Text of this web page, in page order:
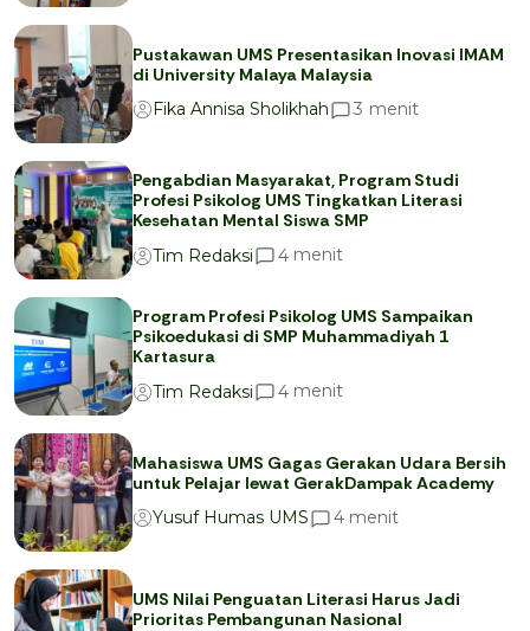
Pustakawan UMS Presentasikan Inovasi IMAM
di University Malaya Malaysia
Fika Annisa Sholikhah
3 menit
Pengabdian Masyarakat, Program Studi
Profesi Psikolog UMS Tingkatkan Literasi
Kesehatan Mental Siswa SMP
Tim Redaksi
4 menit
Program Profesi Psikolog UMS Sampaikan
Psikoedukasi di SMP Muhammadiyah 1
Kartasura
Tim Redaksi
4 menit
Mahasiswa UMS Gagas Gerakan Udara Bersih
untuk Pelajar lewat GerakDampak Academy
Yusuf Humas UMS
4 menit
UMS Nilai Penguatan Literasi Harus Jadi
Prioritas Pembangunan Nasional